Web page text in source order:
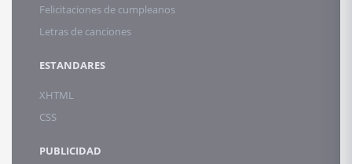
Felicitaciones de cumpleanos
Letras de canciones
ESTANDARES
XHTML
CSS
PUBLICIDAD